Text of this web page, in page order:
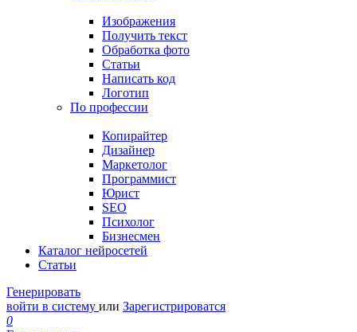
Изображения
Получить текст
Обработка фото
Статьи
Написать код
Логотип
По профессии
Копирайтер
Дизайнер
Маркетолог
Программист
Юрист
SEO
Психолог
Бизнесмен
Каталог нейросетей
Статьи
Генерировать
войти в систему или Зарегистрироватся
0